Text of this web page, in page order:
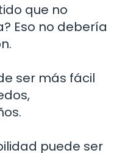
que no
Eso no debería
ser más fácil
puede ser